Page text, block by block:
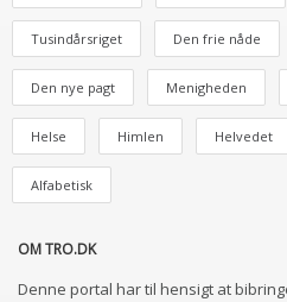
Tusindårsriget Den frie nåde
Den nye pagt Menigheden
Helse Himlen Helvedet
Alfabetisk
OM TRO.DK
Denne portal har til hensigt at